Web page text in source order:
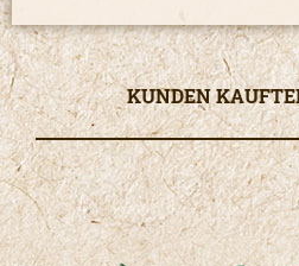
KUNDEN